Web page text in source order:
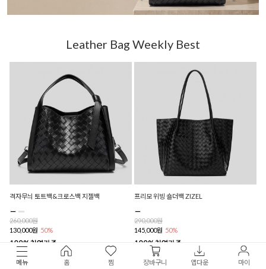
Leather Bag Weekly Best
격자무늬 토트백&크로스백 지젤백
260,000원
130,000원 50%
( 리뷰 : 109 )
프리모 위빙 숄더백 ZIZEL
290,000원
145,000원 50%
( 리뷰 : 111 )
메뉴
홈 찜 장바구니 앱다운 마이